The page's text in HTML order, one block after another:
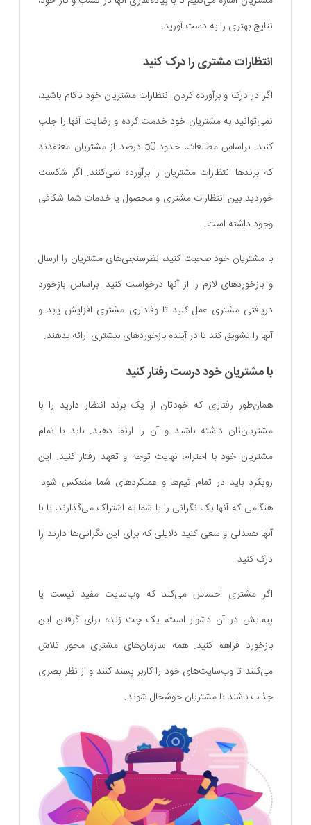
نتایج بهتری را به دست آورید.
انتظارات مشتری را درک کنید
اگر در درک و برآورده کردن انتظارات مشتریان خود ناکام باشید،
نمی‌توانید به مشتریان خود خدمت کرده و رضایت آنها را جلب
کنید. براساس مطالعات، حدود 50 درصد از مشتریان معتقدند
که برندها انتظارات مشتریان را برآورده نمی‌کنند. اگر شکست
خوردید بین انتظارات مشتری و محصول یا خدمات شما شکافی
وجود داشته است.
با مشتریان خود صحبت کنید، نظرسنجی‌های مشتریان را ارسال
و بازخوردهای لازم را از آنها درخواست کنید. براساس بازخورد
دریافتی مشتری عمل کنید تا وفاداری مشتری افزایش یابد و
آنها را تشویق کند تا در آینده بازخوردهای بیشتری ارائه بدهند.
با مشتریان خود درست رفتار کنید
همان‌طور رفتاری که خودتان از یک برند انتظار دارید را با
مشتریان‌تان داشته باشید و آن را ارتقا دهید. باید با تمام
مشتریان خود با احترام، نهایت توجه و تعهد رفتار کنید. این
رویکرد باید در تمام تیم‌ها و عملکردهای شما منعکس شود.
هنگامی که آنها یک نگرانی را با شما به اشتراک می‌گذارند، با با
آنها همدلی و سعی کنید دلایلی که برای این نگرانی‌ها دارند را
درک کنید.
اگر مشتری احساس می‌کند که وب‌سایت مفید نیست یا
پیمایش در آن دشوار است، یک چت زنده برای گرفتن این
بازخورد فراهم کنید. همه سازمان‌های مشتری محور تلاش
می‌کنند تا وب‌سایت‌های خود را کاربر پسند کنند و از نظر بصری
جذاب باشند تا مشتریان خوشحال شوند.